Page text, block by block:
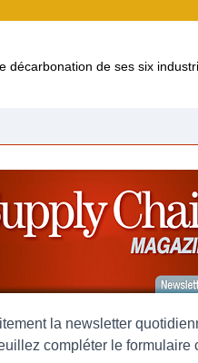
décarbonation de ses six